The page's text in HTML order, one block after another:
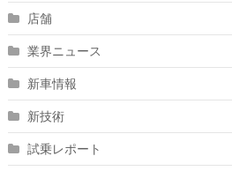
店舗
業界ニュース
新車情報
新技術
試乗レポート